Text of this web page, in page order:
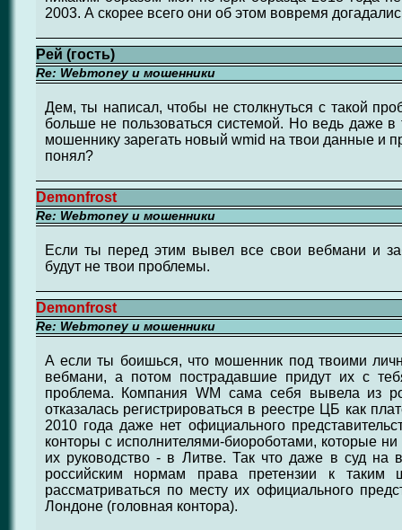
2003. А скорее всего они об этом вовремя
Рей (гость)
Re: Webmoney и мошенники
Дем, ты написал, чтобы не столкнуться с такой
больше не пользоваться системой. Но ведь даже
мошеннику зарегать новый wmid на твои данные и
понял?
Demonfrost
Re: Webmoney и мошенники
Если ты перед этим вывел все свои вебмани и
будут не твои проблемы.
Demonfrost
Re: Webmoney и мошенники
А если ты боишься, что мошенник под твоими
вебмани, а потом пострадавшие придут их с
проблема. Компания WM сама себя вывела из
отказалась регистрироваться в реестре ЦБ как
2010 года даже нет официального
конторы с исполнителями-биороботами, которые
их руководство - в Литве. Так что даже в суд на
российским нормам права претензии к
рассматриваться по месту их официального
Лондоне (головная контора).